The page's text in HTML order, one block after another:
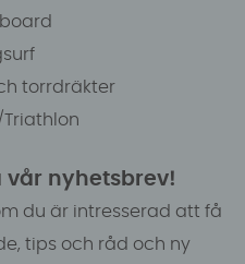
torrdräkter
vår nyhetsbrev!
du är intresserad att få
tips och råd och ny